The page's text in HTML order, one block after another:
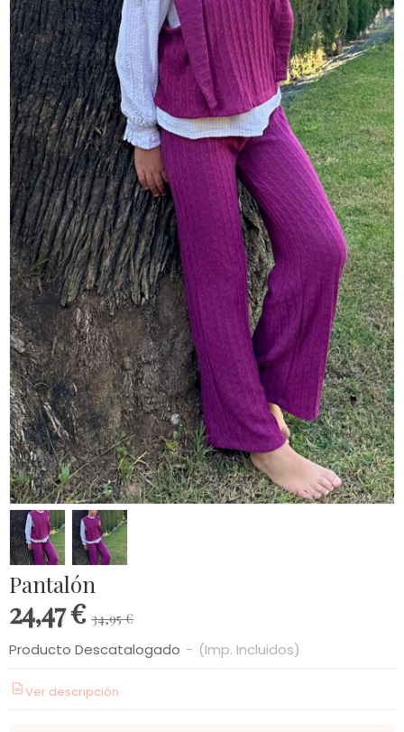
Pantalón
24,47 € 34,95 €
Producto Descatalogado - (Imp. Incluidos)
Ver descripción